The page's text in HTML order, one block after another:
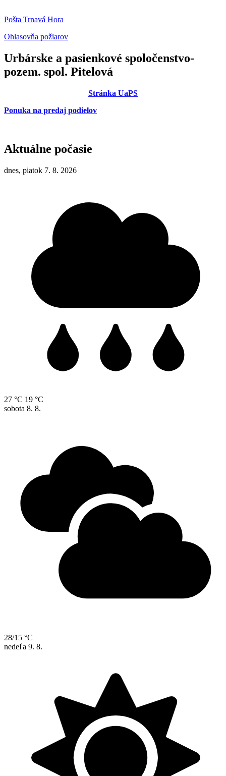
Pošta Trnavá Hora
Ohlasovňa požiarov
Urbárske a pasienkové spoločenstvo-
pozem. spol. Pitelová
Stránka UaPS
Ponuka na predaj podielov
Aktuálne počasie
dnes, piatok 7. 8. 2026
27 °C 19 °C
sobota 8. 8.
28/15 °C
nedeľa 9. 8.